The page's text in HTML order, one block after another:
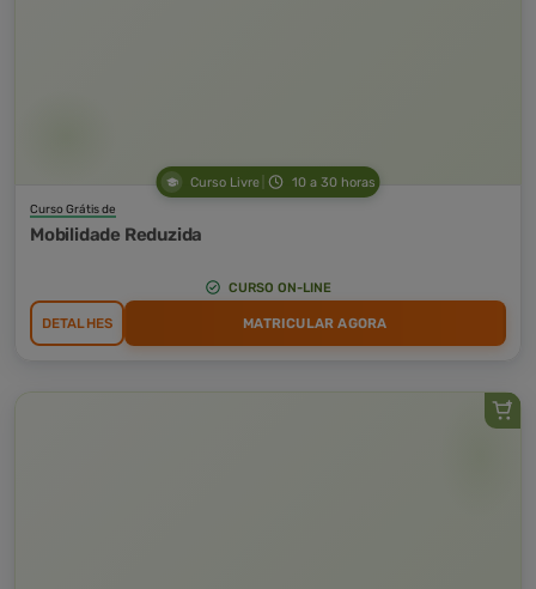
Curso Livre 10 a 30 horas
Curso Grátis de
Mobilidade Reduzida
CURSO ON-LINE
DETALHES MATRICULAR AGORA